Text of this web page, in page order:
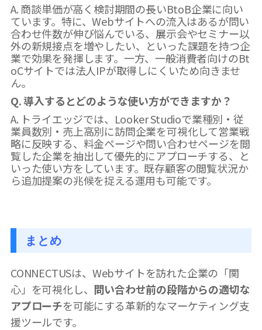
A. 商談単価が高く検討期間の長いBtoB企業に向い
ています。特に、Webサイトへの流入はあるが問い
合わせ件数が伸び悩んでいる、展示会やセミナー以
外の新規接点を増やしたい、といった課題を持つ企
業で効果を発揮します。一方、一般消費者向けのBt
oCサイトでは法人IPが取得しにくいため向きませ
ん。
Q. 導入するとどのような使い方ができますか？
A. トライエッジでは、Looker Studioで業種別・従
業員数別・売上高別に訪問企業を可視化して営業戦
略に反映する、料金ページや問い合わせページを閲
覧した企業を抽出して優先的にアプローチする、と
いった使い方をしています。既存顧客の閲覧状況か
ら追加提案の兆候を捉える運用も可能です。
まとめ
CONNECTUSは、Webサイトを訪れた企業の「関
心」を可視化し、 問い合わせ前の段階からの適切な
アプローチを可能にする革新的なマーケティング支
援ツールです。